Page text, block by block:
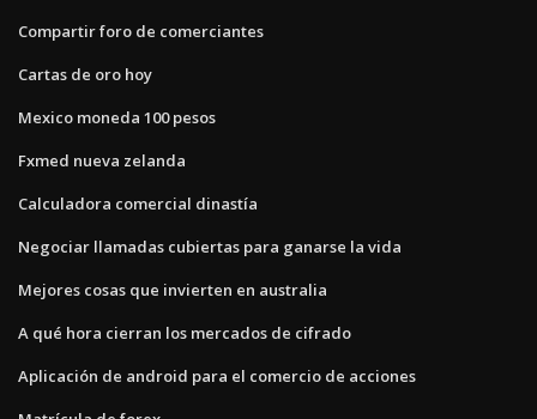
Compartir foro de comerciantes
Cartas de oro hoy
Mexico moneda 100 pesos
Fxmed nueva zelanda
Calculadora comercial dinastía
Negociar llamadas cubiertas para ganarse la vida
Mejores cosas que invierten en australia
A qué hora cierran los mercados de cifrado
Aplicación de android para el comercio de acciones